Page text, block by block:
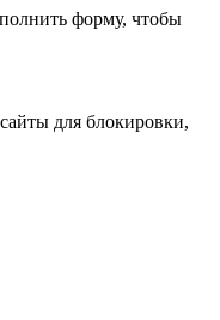
форму, чтобы
для блокировки,